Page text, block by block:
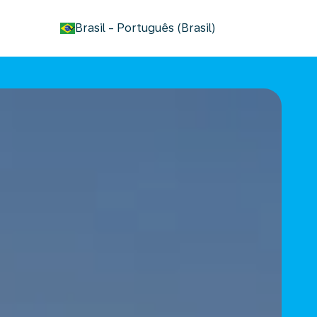
Brasil - Português (Brasil)
keyboard_arrow_down